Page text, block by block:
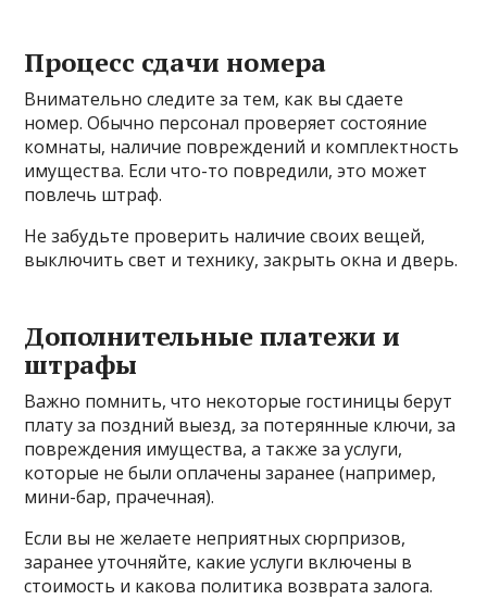
Процесс сдачи номера
Внимательно следите за тем, как вы сдаете
номер. Обычно персонал проверяет состояние
комнаты, наличие повреждений и комплектность
имущества. Если что-то повредили, это может
повлечь штраф.
Не забудьте проверить наличие своих вещей,
выключить свет и технику, закрыть окна и дверь.
Дополнительные платежи и
штрафы
Важно помнить, что некоторые гостиницы берут
плату за поздний выезд, за потерянные ключи, за
повреждения имущества, а также за услуги,
которые не были оплачены заранее (например,
мини-бар, прачечная).
Если вы не желаете неприятных сюрпризов,
заранее уточняйте, какие услуги включены в
стоимость и какова политика возврата залога.